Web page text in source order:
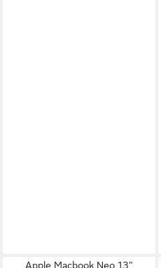
Apple Macbook Neo 13"